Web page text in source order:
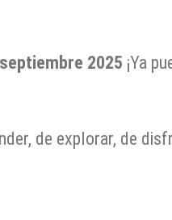
2025 ¡Ya
de explorar, de